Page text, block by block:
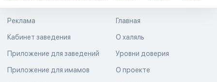
Главная
О халяль
Уровни доверия
Реклама
Кабинет заведения
Приложение для заведений
Приложение для имамов О проекте